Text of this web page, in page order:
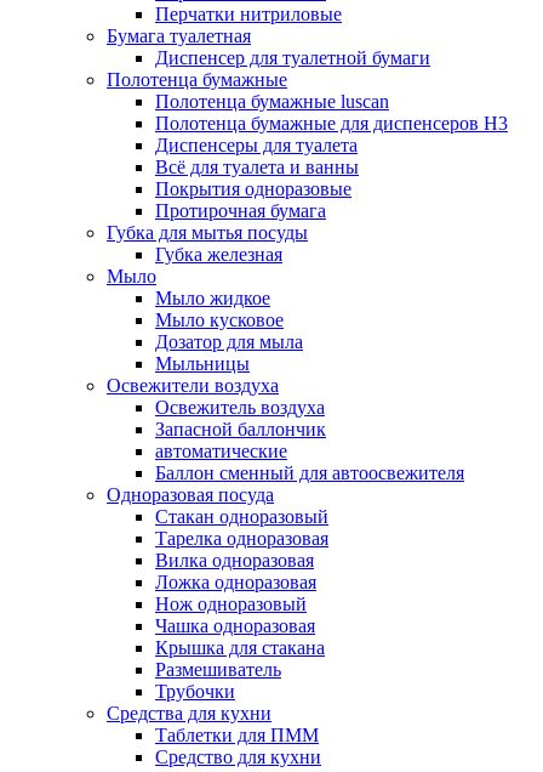
Перчатки нитриловые
Бумага туалетная
Диспенсер для туалетной бумаги
Полотенца бумажные
Полотенца бумажные luscan
Полотенца бумажные для диспенсеров H3
Диспенсеры для туалета
Всё для туалета и ванны
Покрытия одноразовые
Протирочная бумага
Губка для мытья посуды
Губка железная
Мыло
Мыло жидкое
Мыло кусковое
Дозатор для мыла
Мыльницы
Освежители воздуха
Освежитель воздуха
Запасной баллончик
автоматические
Баллон сменный для автоосвежителя
Одноразовая посуда
Стакан одноразовый
Тарелка одноразовая
Вилка одноразовая
Ложка одноразовая
Нож одноразовый
Чашка одноразовая
Крышка для стакана
Размешиватель
Трубочки
Средства для кухни
Таблетки для ПММ
Средство для кухни